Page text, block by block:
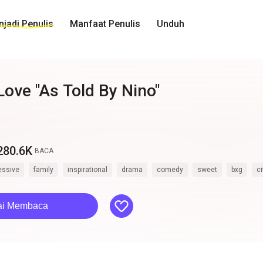
Penulis Manfaat Penulis Unduh
"As Told By Nino"
BACA
family inspirational drama comedy sweet bxg
Membaca like